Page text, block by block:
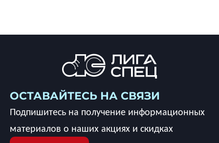
ОСТАВАЙТЕСЬ НА СВЯЗИ
Подпишитесь на получение информационных
материалов о наших акциях и скидках